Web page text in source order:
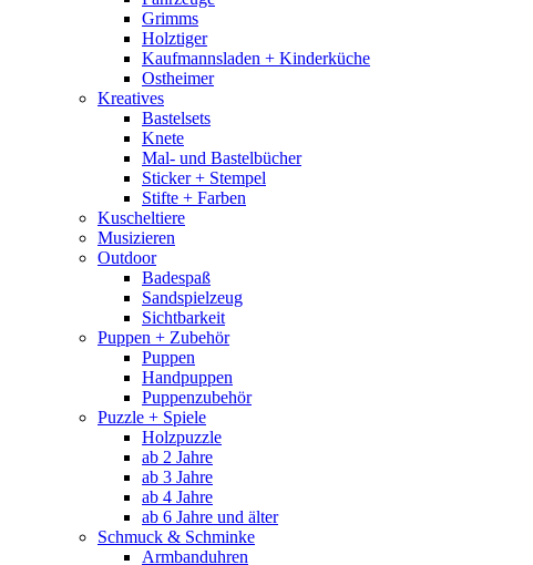
Grimms
Holztiger
Kaufmannsladen + Kinderküche
Ostheimer
Kreatives
Bastelsets
Knete
Mal- und Bastelbücher
Sticker + Stempel
Stifte + Farben
Kuscheltiere
Musizieren
Outdoor
Badespaß
Sandspielzeug
Sichtbarkeit
Puppen + Zubehör
Puppen
Handpuppen
Puppenzubehör
Puzzle + Spiele
Holzpuzzle
ab 2 Jahre
ab 3 Jahre
ab 4 Jahre
ab 6 Jahre und älter
Schmuck & Schminke
Armbanduhren